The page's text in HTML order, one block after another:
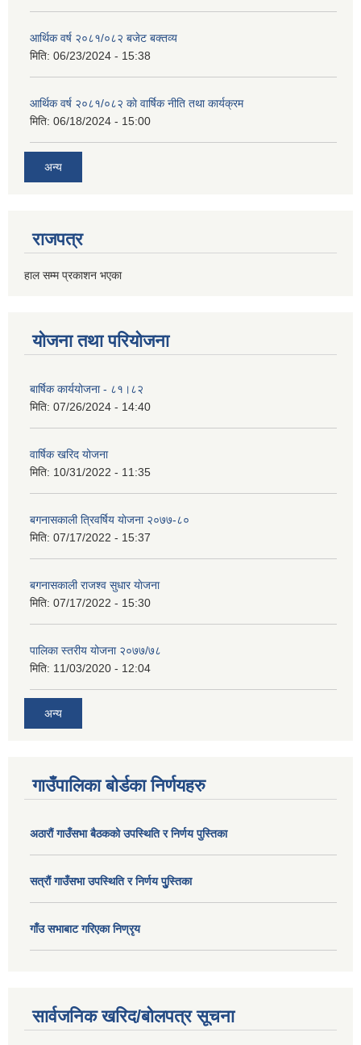
आर्थिक वर्ष २०८१/०८२ बजेट बक्तव्य
मिति: 06/23/2024 - 15:38
आर्थिक वर्ष २०८१/०८२ काे वार्षिक नीति तथा कार्यक्रम
मिति: 06/18/2024 - 15:00
अन्य
राजपत्र
हाल सम्म प्रकाशन भएका
योजना तथा परियोजना
बार्षिक कार्ययोजना - ८१।८२
मिति: 07/26/2024 - 14:40
वार्षिक खरिद योजना
मिति: 10/31/2022 - 11:35
बगनासकाली त्रिवर्षिय याेजना २०७७-८०
मिति: 07/17/2022 - 15:37
बगनासकाली राजश्व सुधार याेजना
मिति: 07/17/2022 - 15:30
पालिका स्तरीय योजना २०७७/७८
मिति: 11/03/2020 - 12:04
अन्य
गाउँपालिका बोर्डका निर्णयहरु
अठाराैं गाउँसभा बैठकको उपस्थिति र निर्णय पुस्तिका
सत्राैं गाउँसभा उपस्थिति र निर्णय पुु्स्तिका
गाँउ सभाबाट गरिएका निण्रृय
सार्वजनिक खरिद/बोलपत्र सूचना